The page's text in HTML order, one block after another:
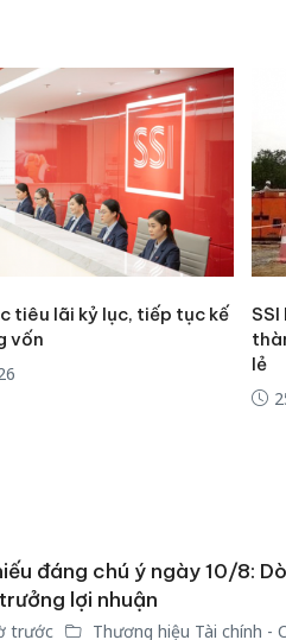
tiêu lãi kỷ lục, tiếp tục kế
vốn
lẻ
đáng chú ý ngày 10/8:
lợi nhuận
trước Thương hiệu Tài chính -